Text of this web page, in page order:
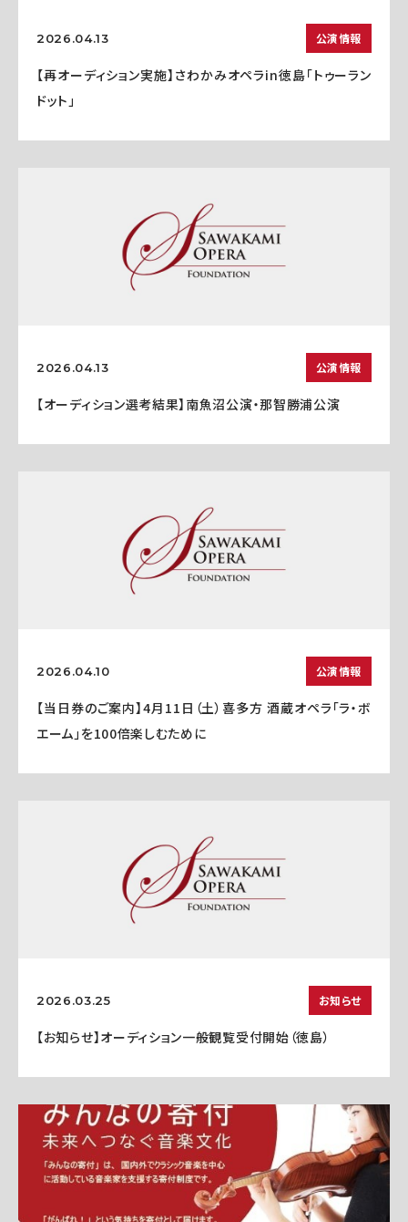
2026.04.13 公演情報
【再オーディション実施】さわかみオペラin徳島「トゥーラン
ドット」
2026.04.13 公演情報
【オーディション選考結果】南魚沼公演・那智勝浦公演
2026.04.10 公演情報
【当日券のご案内】4月11日（土）喜多方 酒蔵オペラ「ラ・ボ
エーム」を100倍楽しむために
2026.03.25 お知らせ
【お知らせ】オーディション一般観覧受付開始（徳島）